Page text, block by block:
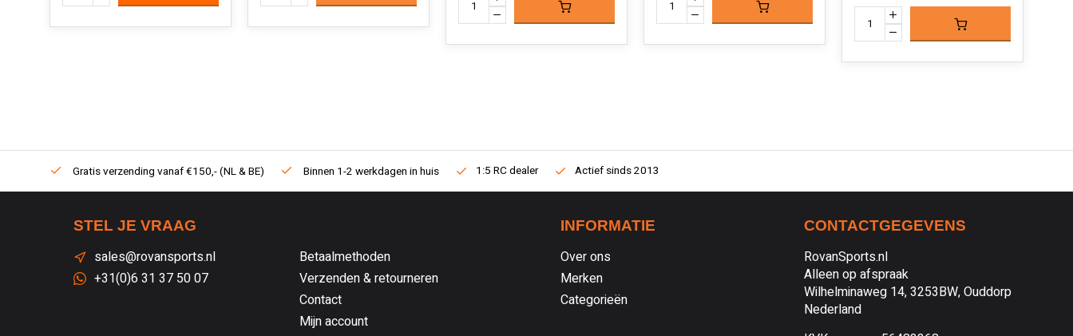
Gratis verzending vanaf €150,- (NL & BE) Binnen 1-2 werkdagen in huis 1:5 RC dealer Actief sinds 2013
STEL JE VRAAG
sales@rovansports.nl
+31(0)6 31 37 50 07
Betaalmethoden
Verzenden & retourneren
Contact
Mijn account
INFORMATIE
Over ons
Merken
Categorieën
CONTACTGEGEVENS
RovanSports.nl
Alleen op afspraak
Wilhelminaweg 14, 3253BW, Ouddorp
Nederland